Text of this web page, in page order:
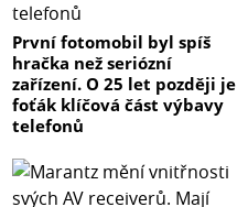
První fotomobil byl spíš
hračka než seriózní
zařízení. O 25 let později je
foťák klíčová část výbavy
telefonů